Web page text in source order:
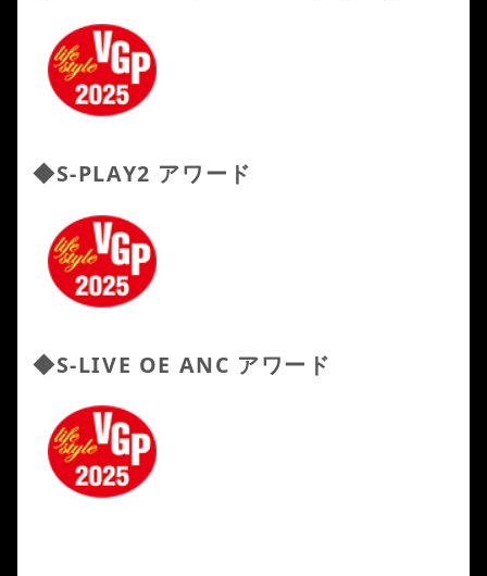
◆S-PLAY2 アワード
◆S-LIVE OE ANC アワード